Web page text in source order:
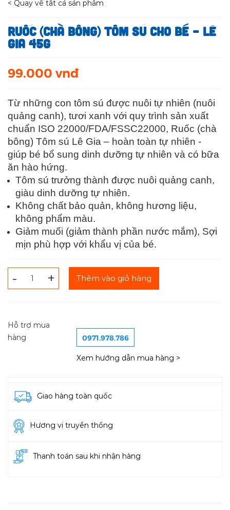
< Quay về tất cả sản phẩm
Ruốc (chà bông) Tôm sú cho bé – Lê
Gia 45g
99.000 vnđ
Từ những con tôm sú được nuôi tự nhiên (nuôi
quảng canh), tươi xanh với quy trình sản xuất
chuẩn ISO 22000/FDA/FSSC22000, Ruốc (chà
bông) Tôm sú Lê Gia – hoàn toàn tự nhiên -
giúp bé bổ sung dinh dưỡng tự nhiên và có bữa
ăn hào hứng.
Tôm sú trưởng thành được nuôi quảng canh,
giàu dinh dưỡng tự nhiên.
Không chất bảo quản, không hương liệu,
không phẩm màu.
Giảm muối (giảm thành phần nước mắm), Sợi
mịn phù hợp với khẩu vị của bé.
- + Thêm vào giỏ hàng
Hỗ trợ mua
hàng
0971.978.786
Xem hướng dẫn mua hàng >
Giao hàng toàn quốc
Hương vị truyền thống
Thanh toán sau khi nhận hàng